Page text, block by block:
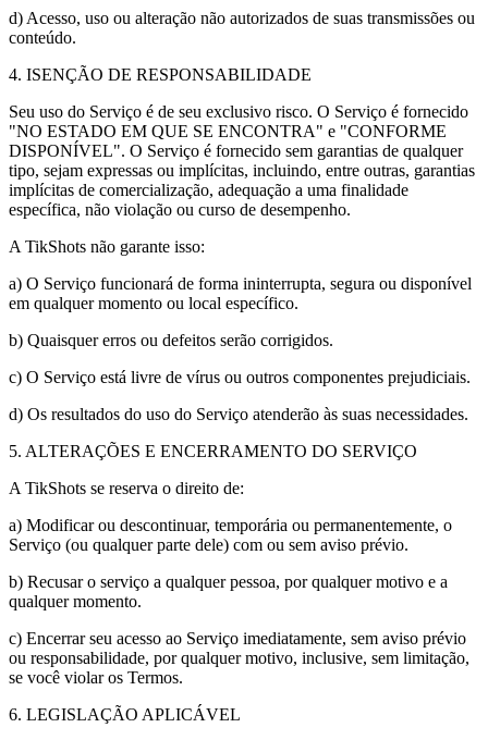
d) Acesso, uso ou alteração não autorizados de suas transmissões ou
conteúdo.
4. ISENÇÃO DE RESPONSABILIDADE
Seu uso do Serviço é de seu exclusivo risco. O Serviço é fornecido
"NO ESTADO EM QUE SE ENCONTRA" e "CONFORME
DISPONÍVEL". O Serviço é fornecido sem garantias de qualquer
tipo, sejam expressas ou implícitas, incluindo, entre outras, garantias
implícitas de comercialização, adequação a uma finalidade
específica, não violação ou curso de desempenho.
A TikShots não garante isso:
a) O Serviço funcionará de forma ininterrupta, segura ou disponível
em qualquer momento ou local específico.
b) Quaisquer erros ou defeitos serão corrigidos.
c) O Serviço está livre de vírus ou outros componentes prejudiciais.
d) Os resultados do uso do Serviço atenderão às suas necessidades.
5. ALTERAÇÕES E ENCERRAMENTO DO SERVIÇO
A TikShots se reserva o direito de:
a) Modificar ou descontinuar, temporária ou permanentemente, o
Serviço (ou qualquer parte dele) com ou sem aviso prévio.
b) Recusar o serviço a qualquer pessoa, por qualquer motivo e a
qualquer momento.
c) Encerrar seu acesso ao Serviço imediatamente, sem aviso prévio
ou responsabilidade, por qualquer motivo, inclusive, sem limitação,
se você violar os Termos.
6. LEGISLAÇÃO APLICÁVEL